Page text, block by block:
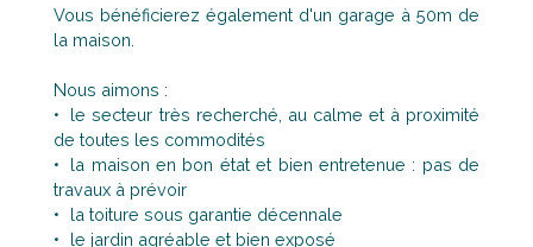
Vous bénéficierez également d'un garage à 50m de
la maison.
Nous aimons :
le secteur très recherché, au calme et à proximité
de toutes les commodités
la maison en bon état et bien entretenue : pas de
travaux à prévoir
la toiture sous garantie décennale
le jardin agréable et bien exposé